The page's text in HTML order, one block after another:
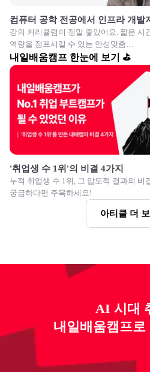
컴퓨터 공학 전공에서 인프라 개발
강의 커리큘럼이 정말 좋았어요. 짧은 시
역량을 점프시킬 수 있는 안성맞춤
교육이였습니다.
내일배움캠프 한눈에 보기 ⛳
'취업생 수 1위'의 비결 4가지
누적 취업생 수 1위, 그 압도적 결과의 비
궁금하다면 주목하세요!
아티클 더 보
AI 시대
내일배움캠프